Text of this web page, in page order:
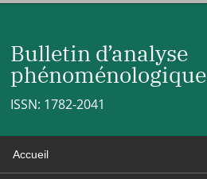
Bulletin d’analyse
phénoménologique
ISSN: 1782-2041
Accueil